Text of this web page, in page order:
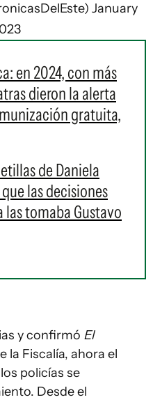
January
en 2024, con más
dieron la alerta
gratuita,
de Daniela
las decisiones
las tomaba Gustavo
y confirmó El
la Fiscalía, ahora el
policías se
Desde el